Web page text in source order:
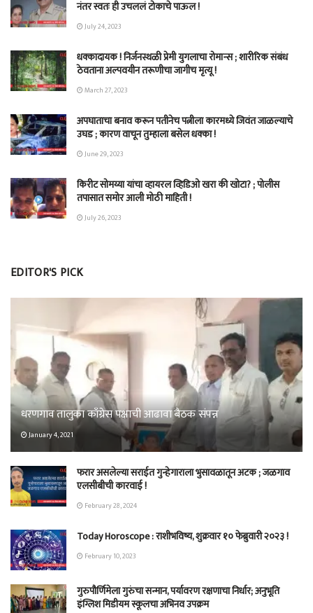
नंतर स्वतः ही उचललं टोकाचे पाऊल !
July 24, 2023
धक्कादायक ! निर्जनस्थळी प्रेमी युगलाचा रोमान्स ; शारीरिक संबंध
ठेवताना अल्पवयीन तरूणीचा जागीच मृत्यू !
March 27, 2023
अपघाताचा बनाव करून पतीनेच‎ पत्नीला कारमध्ये जिवंत जाळल्याचे
उघड ; कारण वाचून तुम्हाला बसेल धक्का !
June 29, 2023
किरीट सोमय्या यांचा व्हायरल व्हिडिओ खरा की खोटा? ; पोलीस
तपासात समोर आली मोठी माहिती !
July 26, 2023
EDITOR'S PICK
धरणगाव तालुका काँग्रेस पक्षाची आढावा बैठक संपन्न
January 4, 2021
फरार असलेल्या सराईत गुन्हेगाराला भुसावळातून अटक ; जळगाव
एलसीबीची कारवाई !
February 28, 2024
Today Horoscope : राशीभविष्य, शुक्रवार १० फेब्रुवारी २०२३ !
February 10, 2023
गुरुपौर्णिमेला गुरुंचा सन्मान, पर्यावरण रक्षणाचा निर्धार; अनुभूति
इंग्लिश मिडीयम स्कूलचा अभिनव उपक्रम